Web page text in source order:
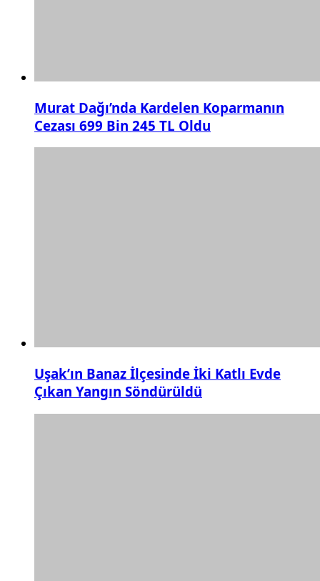
Murat Dağı’nda Kardelen Koparmanın
Cezası 699 Bin 245 TL Oldu
Uşak’ın Banaz İlçesinde İki Katlı Evde
Çıkan Yangın Söndürüldü